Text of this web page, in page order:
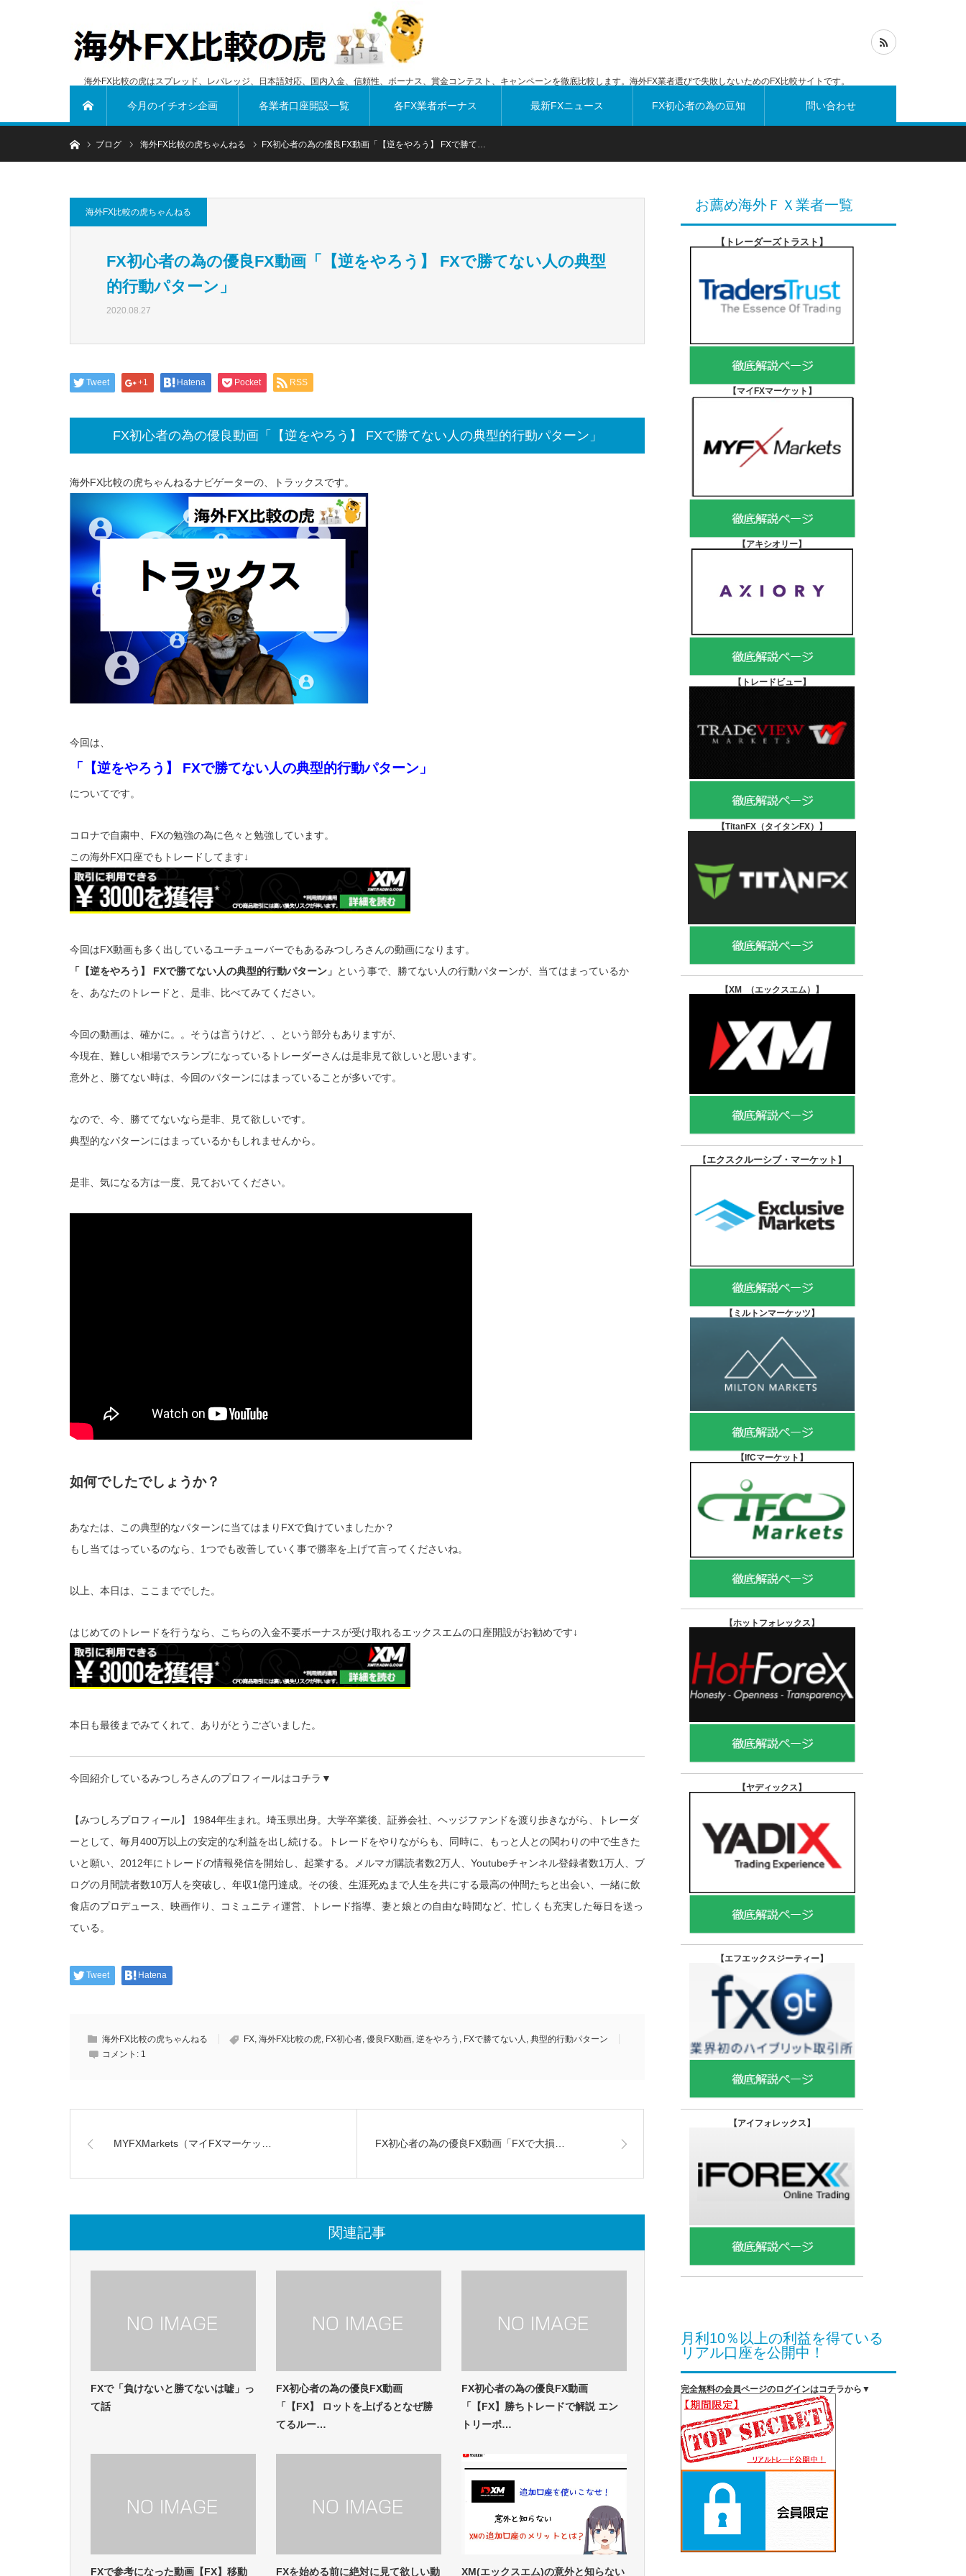
海外FX比較の虎はスプレッド、レバレッジ、日本語対応、国内入金、信頼性、ボーナス、賞金コンテスト、キャンペーンを徹底比較します。海外FX業者選びで失敗しないためのFX比較サイトです。
今月のイチオシ企画 各業者口座開設一覧 各FX業者ボーナス 最新FXニュース FX初心者の為の豆知 問い合わせ
ホームブログ 海外FX比較の虎ちゃんねる FX初心者の為の優良FX動画「【逆をやろう】 FXで勝て…
海外FX比較の虎ちゃんねる
FX初心者の為の優良FX動画「【逆をやろう】 FXで勝てない人の典型
的行動パターン」
2020.08.27
Tweet +1 Hatena Pocket RSS
FX初心者の為の優良動画「【逆をやろう】 FXで勝てない人の典型的行動パターン」
海外FX比較の虎ちゃんねるナビゲーターの、トラックスです。
今回は、
「【逆をやろう】 FXで勝てない人の典型的行動パターン」
についてです。
コロナで自粛中、FXの勉強の為に色々と勉強しています。
この海外FX口座でもトレードしてます↓
今回はFX動画も多く出しているユーチューバーでもあるみつしろさんの動画になります。
「【逆をやろう】 FXで勝てない人の典型的行動パターン」 という事で、勝てない人の行動パターンが、当てはまっているか
を、あなたのトレードと、是非、比べてみてください。
今回の動画は、確かに。。そうは言うけど、、という部分もありますが、
今現在、難しい相場でスランプになっているトレーダーさんは是非見て欲しいと思います。
意外と、勝てない時は、今回のパターンにはまっていることが多いです。
なので、今、勝ててないなら是非、見て欲しいです。
典型的なパターンにはまっているかもしれませんから。
是非、気になる方は一度、見ておいてください。
如何でしたでしょうか？
あなたは、この典型的なパターンに当てはまりFXで負けていましたか？
もし当てはっているのなら、1つでも改善していく事で勝率を上げて言ってくださいね。
以上、本日は、ここまででした。
はじめてのトレードを行うなら、こちらの入金不要ボーナスが受け取れるエックスエムの口座開設がお勧めです↓
本日も最後までみてくれて、ありがとうございました。
今回紹介しているみつしろさんのプロフィールはコチラ▼
【みつしろプロフィール】 1984年生まれ。埼玉県出身。大学卒業後、証券会社、ヘッジファンドを渡り歩きながら、トレーダ
ーとして、毎月400万以上の安定的な利益を出し続ける。トレードをやりながらも、同時に、もっと人との関わりの中で生きた
いと願い、2012年にトレードの情報発信を開始し、起業する。メルマガ購読者数2万人、Youtubeチャンネル登録者数1万人、ブ
ログの月間読者数10万人を突破し、年収1億円達成。その後、生涯死ぬまで人生を共にする最高の仲間たちと出会い、一緒に飲
食店のプロデュース、映画作り、コミュニティ運営、トレード指導、妻と娘との自由な時間など、忙しくも充実した毎日を送っ
ている。
Tweet Hatena
海外FX比較の虎ちゃんねる FX 海外FX比較の虎 FX初心者 優良FX動画 逆をやろう FXで勝てない人
典型的行動パターン
コメント: 1
MYFXMarkets（マイFXマーケッ… FX初心者の為の優良FX動画「FXで大損…
関連記事
FXで「負けないと勝てないは嘘」っ
て話
FX初心者の為の優良FX動画
「【FX】 ロットを上げるとなぜ勝
てるルー…
FX初心者の為の優良FX動画
「【FX】勝ちトレードで解説 エン
トリーポ…
FXで参考になった動画【FX】移動 FXを始める前に絶対に見て欲しい動 XM(エックスエム)の意外と知らない
お薦め海外ＦＸ業者一覧
【トレーダーズトラスト 】
【マイFXマーケット 】
【アキシオリー】
【 トレードビュー】
【TitanFX（タイタンFX） 】
【XM （エックスエム） 】
【エクスクルーシブ・マーケット 】
【 ミルトンマーケッツ】
【IfCマーケット 】
【ホットフォレックス 】
【ヤディックス 】
【エフエックスジーティー】
【アイフォレックス】
月利10％以上の利益を得ている
リアル口座を公開中！
完全無料の会員ページのログインはコチラから▼